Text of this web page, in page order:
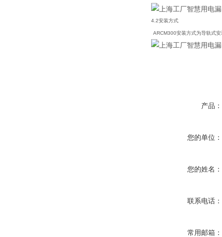
4.2安装方式
ARCM300安装方式为导轨式
产品：
您的单位：
您的姓名：
联系电话：
常用邮箱：